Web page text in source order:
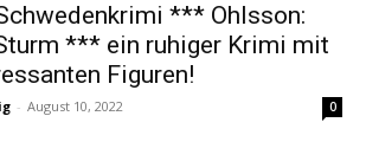
*** Ohlsson:
*** ein ruhiger Krimi mit
Figuren!
- August 10, 2022 0